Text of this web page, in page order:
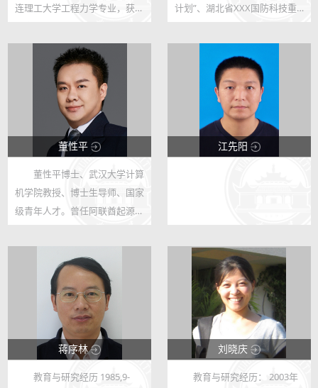
3334
连理工大学工程力学专业，获学
连理工大学固体力学专业，获博
士学位。2007.5入职武汉大学工
程力学系讲师，2009.12晋升副
43
计划”、湖北省XXX国防科技重
络空间安全工程研究中心主任、
科技部“十三五、十四五“国家重
点研发计划首席科学家、国家留
董性平
123
175
董性平博士、武汉大学计算
机学院教授、博士生导师、国家
级青年人才。曾任阿联酋起源人
在北京理工大学，计算机学院智
能信息技术北京市重点实验室，
获得博士学位，师从沈建冰教
授。曾在...
江先阳
蒋序林
123
教育与研究经历 1985,9-
刘晓庆
123
教育与研究经历： 2003年